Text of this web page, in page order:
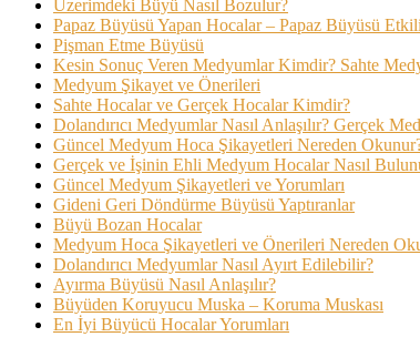
Üzerimdeki Büyü Nasıl Bozulur?
Papaz Büyüsü Yapan Hocalar – Papaz Büyüsü
Pişman Etme Büyüsü
Kesin Sonuç Veren Medyumlar Kimdir? Sahte
Medyum Şikayet ve Önerileri
Sahte Hocalar ve Gerçek Hocalar Kimdir?
Dolandırıcı Medyumlar Nasıl Anlaşılır? Gerçek
Güncel Medyum Hoca Şikayetleri Nereden
Gerçek ve İşinin Ehli Medyum Hocalar Nasıl
Güncel Medyum Şikayetleri ve Yorumları
Gideni Geri Döndürme Büyüsü Yaptıranlar
Büyü Bozan Hocalar
Medyum Hoca Şikayetleri ve Önerileri Nereden
Dolandırıcı Medyumlar Nasıl Ayırt Edilebilir?
Ayırma Büyüsü Nasıl Anlaşılır?
Büyüden Koruyucu Muska – Koruma Muskası
En İyi Büyücü Hocalar Yorumları